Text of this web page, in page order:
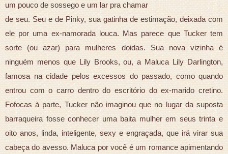
um pouco de sossego e um lar pra chamar
de seu. Seu e de Pinky, sua gatinha de estimação, deixada com
ele por uma ex-namorada louca. Mas parece que Tucker tem
sorte (ou azar) para mulheres doidas. Sua nova vizinha é
ninguém menos que Lily Brooks, ou, a Maluca Lily Darlington,
famosa na cidade pelos excessos do passado, como quando
entrou com o carro dentro do escritório do ex-marido cretino.
Fofocas à parte, Tucker não imaginou que no lugar da suposta
barraqueira fosse conhecer uma baita mulher em seus trinta e
oito anos, linda, inteligente, sexy e engraçada, que irá virar sua
cabeça do avesso. Maluca por você é um romance apimentando